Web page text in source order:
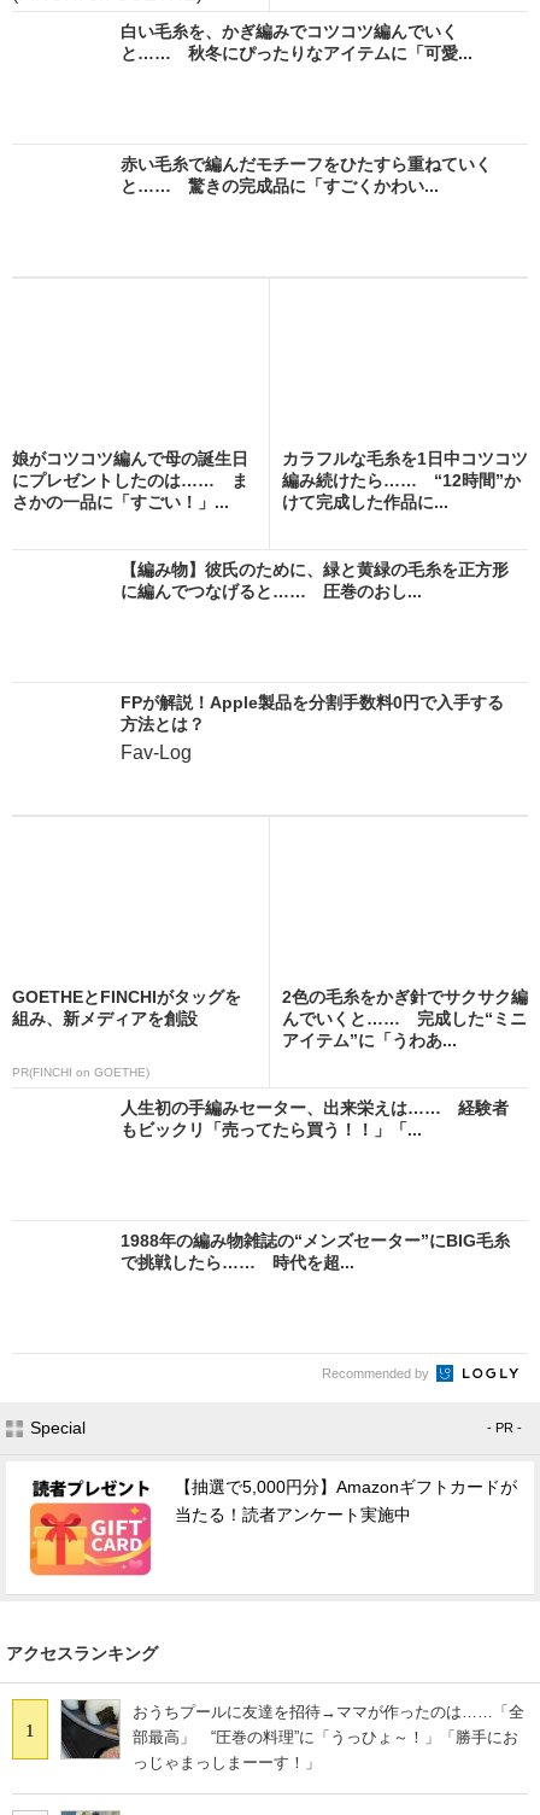
白い毛糸を、かぎ編みでコツコツ編んでいく
と…… 秋冬にぴったりなアイテムに「可愛...
赤い毛糸で編んだモチーフをひたすら重ねていく
と…… 驚きの完成品に「すごくかわい...
娘がコツコツ編んで母の誕生日
にプレゼントしたのは…… ま
さかの一品に「すごい！」...
カラフルな毛糸を1日中コツコツ
編み続けたら…… “12時間”か
けて完成した作品に...
【編み物】彼氏のために、緑と黄緑の毛糸を正方形
に編んでつなげると…… 圧巻のおし...
FPが解説！Apple製品を分割手数料0円で入手する
方法とは？
Fav-Log
GOETHEとFINCHIがタッグを
組み、新メディアを創設
PR(FINCHI on GOETHE)
2色の毛糸をかぎ針でサクサク編
んでいくと…… 完成した“ミニ
アイテム”に「うわあ...
人生初の手編みセーター、出来栄えは…… 経験者
もビックリ「売ってたら買う！！」「...
1988年の編み物雑誌の“メンズセーター”にBIG毛糸
で挑戦したら…… 時代を超...
Recommended by
Special - PR -
【抽選で5,000円分】Amazonギフトカードが
当たる！読者アンケート実施中
アクセスランキング
1
おうちプールに友達を招待→ママが作ったのは……「全
部最高」 “圧巻の料理”に「うっひょ～！」「勝手にお
っじゃまっしまーーす！」